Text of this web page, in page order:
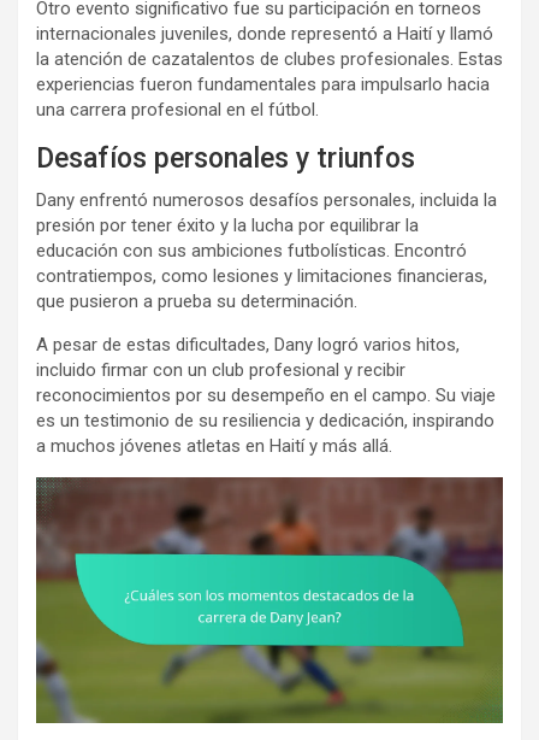
Otro evento significativo fue su participación en torneos
internacionales juveniles, donde representó a Haití y llamó
la atención de cazatalentos de clubes profesionales. Estas
experiencias fueron fundamentales para impulsarlo hacia
una carrera profesional en el fútbol.
Desafíos personales y triunfos
Dany enfrentó numerosos desafíos personales, incluida la
presión por tener éxito y la lucha por equilibrar la
educación con sus ambiciones futbolísticas. Encontró
contratiempos, como lesiones y limitaciones financieras,
que pusieron a prueba su determinación.
A pesar de estas dificultades, Dany logró varios hitos,
incluido firmar con un club profesional y recibir
reconocimientos por su desempeño en el campo. Su viaje
es un testimonio de su resiliencia y dedicación, inspirando
a muchos jóvenes atletas en Haití y más allá.